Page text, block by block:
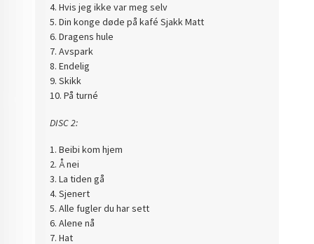
4. Hvis jeg ikke var meg selv
5. Din konge døde på kafé Sjakk Matt
6. Dragens hule
7. Avspark
8. Endelig
9. Skikk
10. På turné
DISC 2:
1. Beibi kom hjem
2. Å nei
3. La tiden gå
4. Sjenert
5. Alle fugler du har sett
6. Alene nå
7. Hat